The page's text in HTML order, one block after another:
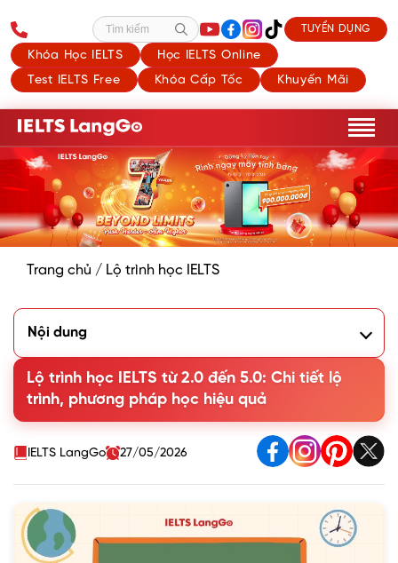
Khóa Học IELTS
Học IELTS Online
Test IELTS Free
Khóa Cấp Tốc Khuyến Mãi
Tìm kiếm TUYỂN DỤNG
Trang chủ / Lộ trình học IELTS
Nội dung
2. Lộ trình học IELTS từ 2.0 đến 5.0 như thế nào?
3. Phương pháp học hiệu quả để đạt IELTS 5.0
4. Những lỗi thường gặp cần tránh trong lộ trình học IELTS
từ 2.0 đến 5.0
Lộ trình học IELTS từ 2.0 đến 5.0: Chi tiết lộ
trình, phương pháp học hiệu quả
IELTS LangGo 27/05/2026